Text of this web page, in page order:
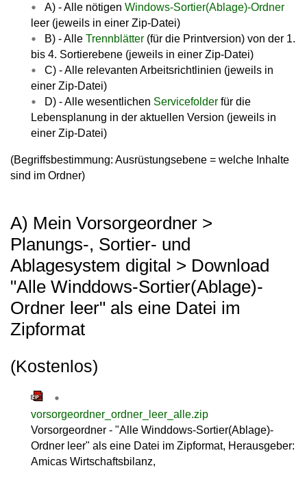
A) - Alle nötigen Windows-Sortier(Ablage)-Ordner
leer (jeweils in einer Zip-Datei)
B) - Alle Trennblätter (für die Printversion) von der 1.
bis 4. Sortierebene (jeweils in einer Zip-Datei)
C) - Alle relevanten Arbeitsrichtlinien (jeweils in
einer Zip-Datei)
D) - Alle wesentlichen Servicefolder für die
Lebensplanung in der aktuellen Version (jeweils in
einer Zip-Datei)
(Begriffsbestimmung: Ausrüstungsebene = welche Inhalte
sind im Ordner)
A) Mein Vorsorgeordner >
Planungs-, Sortier- und
Ablagesystem digital > Download
"Alle Winddows-Sortier(Ablage)-
Ordner leer" als eine Datei im
Zipformat
(Kostenlos)
vorsorgeordner_ordner_leer_alle.zip
Vorsorgeordner - "Alle Winddows-Sortier(Ablage)-
Ordner leer" als eine Datei im Zipformat, Herausgeber:
Amicas Wirtschaftsbilanz,